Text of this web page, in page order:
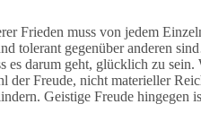
Frieden muss von jedem
tolerant gegenüber anderen
es darum geht, glücklich zu
Freude, nicht materieller
Geistige Freude hingegen